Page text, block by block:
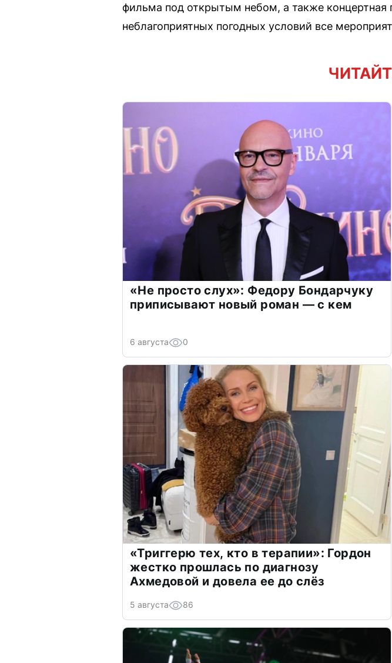
фильма под открытым небом, а также концертная
неблагоприятных погодных условий все
«Не просто слух»: Федору Бондарчуку
приписывают новый роман — с кем
6 августа 0
«Триггерю тех, кто в терапии»: Гордон
жестко прошлась по диагнозу
Ахмедовой и довела ее до слёз
5 августа 86